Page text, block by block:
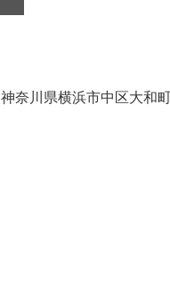
神奈川県横浜市中区大和